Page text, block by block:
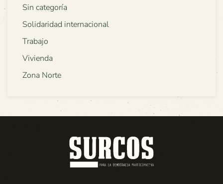
Sin categoría
Solidaridad internacional
Trabajo
Vivienda
Zona Norte